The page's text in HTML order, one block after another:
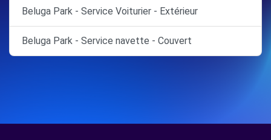
Beluga Park - Service Voiturier - Extérieur
Beluga Park - Service navette - Couvert